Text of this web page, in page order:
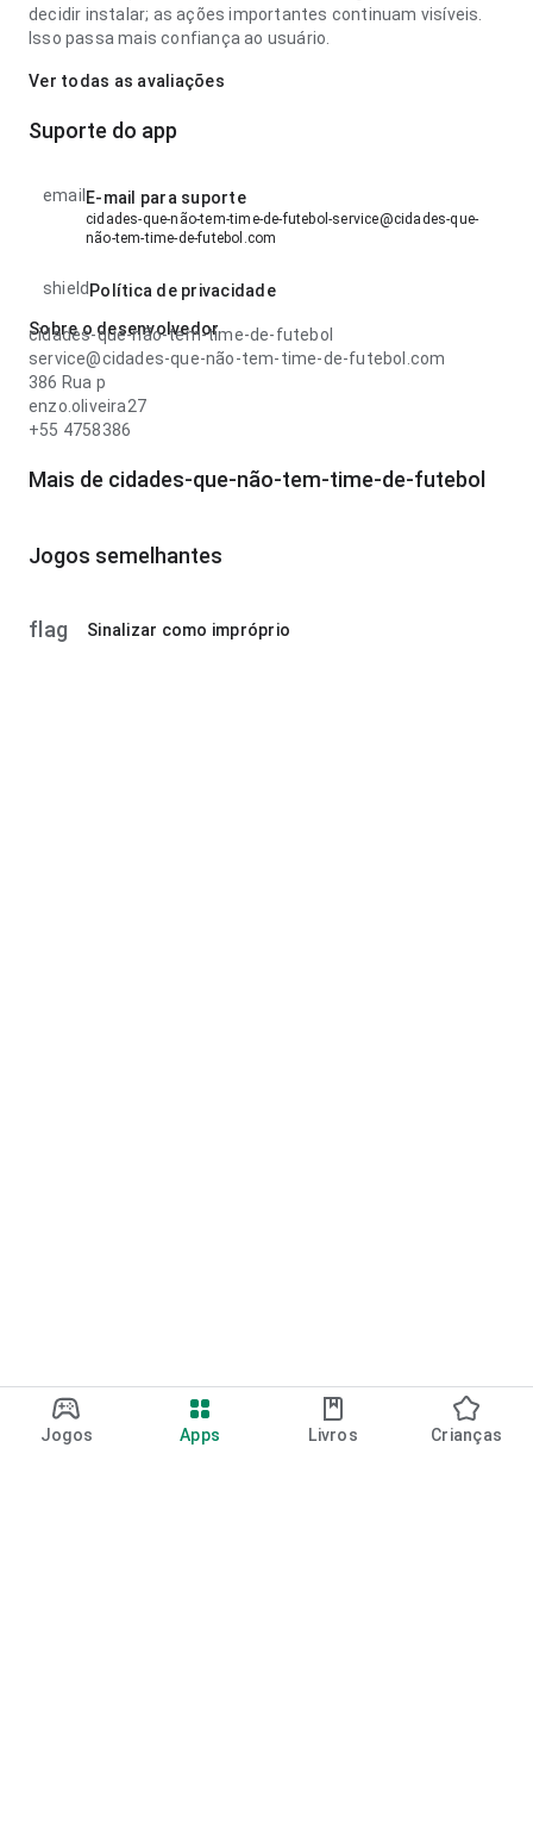
Jogos Apps Livros Crianças
decidir instalar; as ações importantes continuam visíveis.
Isso passa mais confiança ao usuário.
Ver todas as avaliações
Suporte do app
email E-mail para suporte
cidades-que-não-tem-time-de-futebol-service@cidades-que-
não-tem-time-de-futebol.com
shield Política de privacidade
Sobre o desenvolvedor
cidades-que-não-tem-time-de-futebol
service@cidades-que-não-tem-time-de-futebol.com
386 Rua p
enzo.oliveira27
+55 4758386
Mais de cidades-que-não-tem-time-de-futebol
Jogos semelhantes
flag Sinalizar como impróprio